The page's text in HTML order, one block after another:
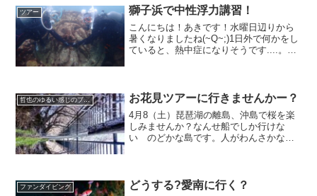
続々とBIGツアーのお申し込みを頂いて
おりとてもうれしく思います...
ツアー 獅子浜で中性浮力講習！
こんにちは！あきです！水曜日辺りから
暑くなりましたね(~Q~;)1日外で何かをし
ていると、熱中症になりそうです....。そ
の...
哲也のゆるい感じのブログ お花見ツアーに行きませんかー？
4月8（土）琵琶湖の離島、沖島で桜を楽
しみませんか？なんせ船でしか行けな
い のどかな島です。人がわんさかなっ
で、同級生のあやちゃんの...
ファンダイビング どうする?愛南に行く？